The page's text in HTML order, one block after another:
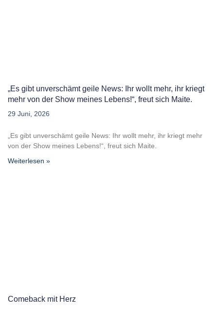
„Es gibt unverschämt geile News: Ihr wollt mehr, ihr kriegt
mehr von der Show meines Lebens!“, freut sich Maite.
29 Juni, 2026
„Es gibt unverschämt geile News: Ihr wollt mehr, ihr kriegt mehr
von der Show meines Lebens!“, freut sich Maite.
Weiterlesen »
Comeback mit Herz